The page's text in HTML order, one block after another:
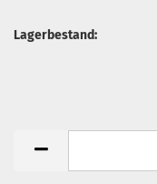
Lagerbestand: